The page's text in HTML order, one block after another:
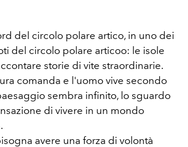
del circolo polare artico, in uno dei
del circolo polare articoo: le isole
storie di vite straordinarie.
comanda e l'uomo vive secondo
sembra infinito, lo sguardo
di vivere in un mondo
avere una forza di volontà